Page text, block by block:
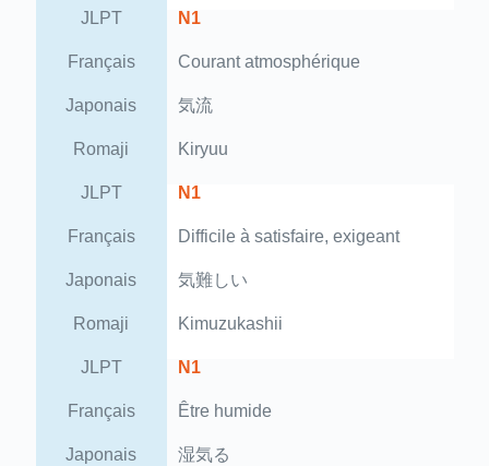
JLPT N1
Français Courant atmosphérique
Japonais 気流
Romaji Kiryuu
JLPT N1
Français Difficile à satisfaire, exigeant
Japonais 気難しい
Romaji Kimuzukashii
JLPT N1
Français Être humide
Japonais 湿気る